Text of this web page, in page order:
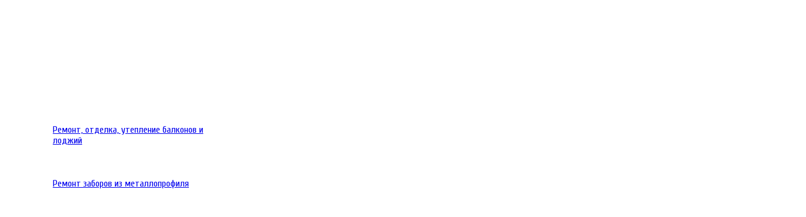
Ремонт, отделка, утепление балконов и
лоджий
Ремонт заборов из металлопрофиля